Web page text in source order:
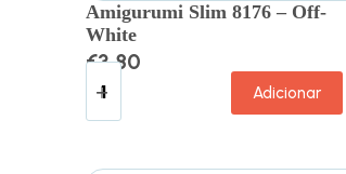
Amigurumi Slim 8176 – Off-
White
€3.80
Adicionar